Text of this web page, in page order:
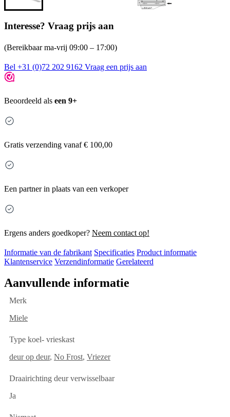
Interesse? Vraag prijs aan
(Bereikbaar ma-vrij 09:00 – 17:00)
Bel +31 (0)72 202 9162 Vraag een prijs aan
Beoordeeld als een 9+
Gratis verzending vanaf € 100,00
Een partner in plaats van een verkoper
Ergens anders goedkoper? Neem contact op!
Informatie van de fabrikant Specificaties Product informatie
Klantenservice Verzendinformatie Gerelateerd
Aanvullende informatie
Merk
Miele
Type koel- vrieskast
deur op deur, No Frost, Vriezer
Draairichting deur verwisselbaar
Ja